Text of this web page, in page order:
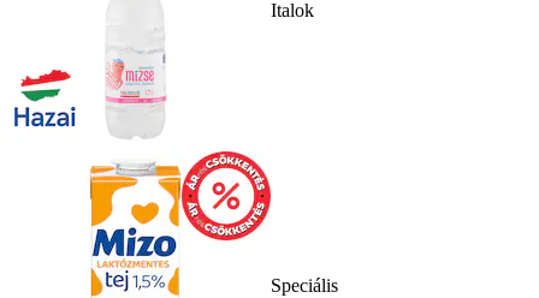
Italok
Speciális